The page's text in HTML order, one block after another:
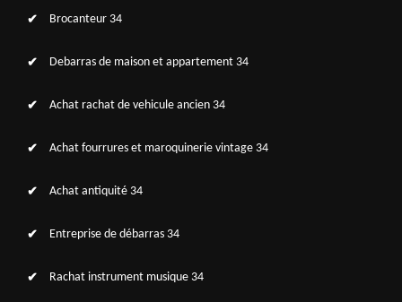
Brocanteur 34
Debarras de maison et appartement 34
Achat rachat de vehicule ancien 34
Achat fourrures et maroquinerie vintage 34
Achat antiquité 34
Entreprise de débarras 34
Rachat instrument musique 34